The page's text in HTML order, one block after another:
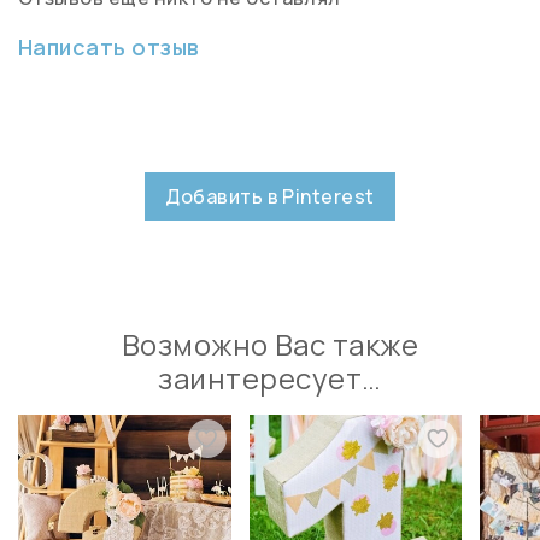
Написать отзыв
Добавить в Pinterest
Возможно Вас также
заинтересует…